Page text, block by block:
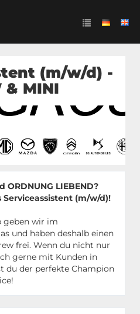
(m/w/d) -
& MINI
ORDNUNG LIEBEND?
(m/w/d)!
geben wir im
und haben deshalb einen
frei. Wenn du nicht nur
gerne mit Kunden in
du der perfekte Champion